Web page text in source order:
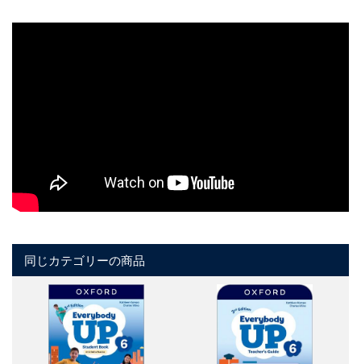
同じカテゴリーの商品